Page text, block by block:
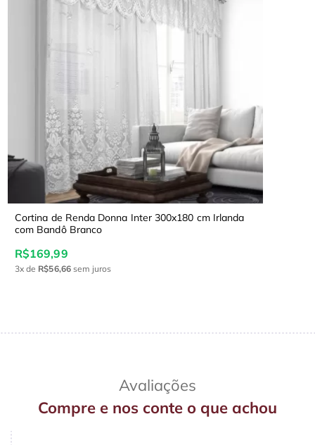
Cortina de Renda Donna Inter 300x180 cm Irlanda
com Bandô Branco
R$169,99
3x de R$56,66sem juros
Avaliações
Compre e nos conte o que achou